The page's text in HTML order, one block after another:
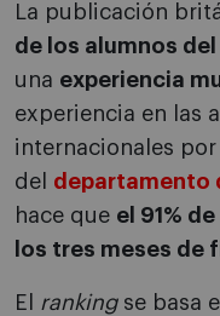
La publicación
de los alumnos del
una experiencia
experiencia en las
internacionales
del departamento
hace que el 91%
los tres meses de
El rankingse basa